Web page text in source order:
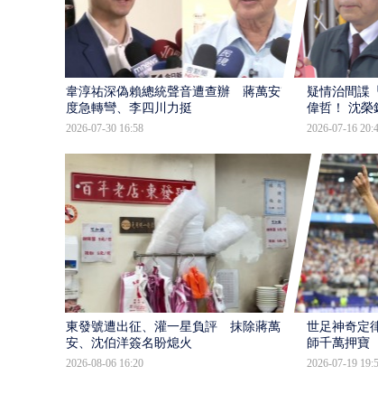
韋淳祐深偽賴總統聲音遭查辦 蔣萬安態
度急轉彎、李四川力挺
2026-07-30 16:58
疑情治間諜
偉哲！ 沈榮
2026-07-16
東發號遭出征、灌一星負評 抹除蔣萬
安、沈伯洋簽名盼熄火
2026-08-06 16:20
世足神奇定
師千萬押寶
2026-07-19